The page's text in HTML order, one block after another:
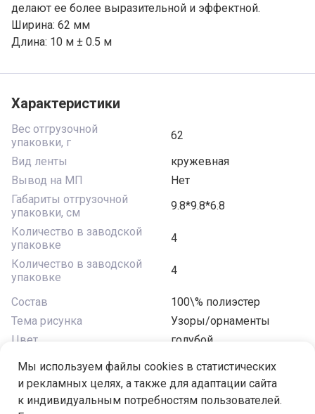
делают ее более выразительной и эффектной.
Ширина: 62 мм
Длина: 10 м ± 0.5 м
Характеристики
Вес отгрузочной
упаковки, г
62
Вид ленты
кружевная
Вывод на МП
Нет
Габариты отгрузочной
упаковки, см
9.8*9.8*6.8
Количество в заводской
упаковке
4
Количество в заводской
упаковке
4
Состав
100\% полиэстер
Тема рисунка
Узоры/орнаменты
Цвет
голубой
Мы используем файлы cookies в статистических
и рекламных целях, а также для адаптации сайта
к индивидуальным потребностям пользователей.